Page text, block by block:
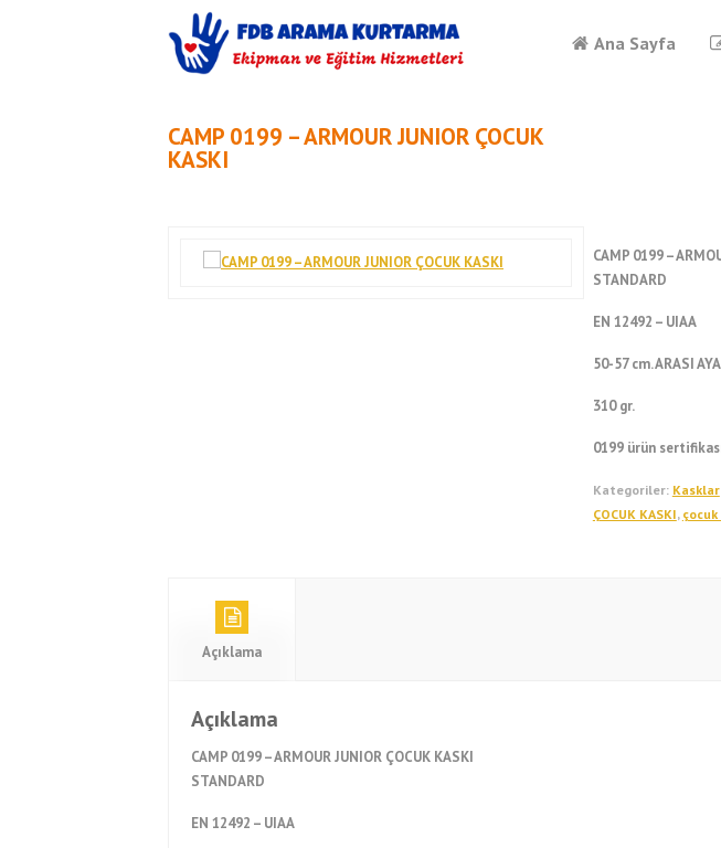
Ana Sayfa
CAMP 0199 – ARMOUR JUNIOR ÇOCUK
KASKI
CAMP 0199 –
STANDARD
EN 12492 – UIAA
50-57 cm. ARASI
310 gr.
0199 ürün
Kategoriler: Kasklar
ÇOCUK KASKI, çocuk
Açıklama
Açıklama
CAMP 0199 – ARMOUR JUNIOR ÇOCUK KASKI
STANDARD
EN 12492 – UIAA